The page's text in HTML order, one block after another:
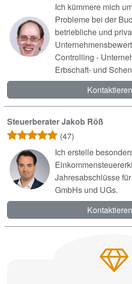
Ich kümmere mich
Probleme bei der
betriebliche und
Controlling -
Erbschaft- und
Kontaktieren
Steuerberater Jakob Röß
(47)
Ich erstelle
Jahresabschlüsse
GmbHs und UGs.
Kontaktieren